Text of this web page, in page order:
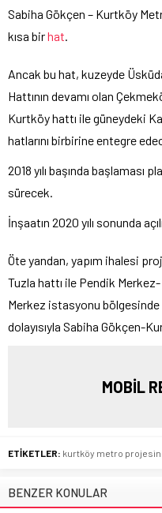
Sabiha Gökçen – Kurtköy
kısa birhat.
Ancak bu hat, kuzeyde
Hattının devamı olan
Kurtköy hattı ile güneydeki
hatlarını birbirine entegre
2018 yılı başında başlaması
sürecek.
İnşaatın 2020 yılı sonunda
Öte yandan, yapım ihalesi
Tuzla hattı ile Pendik
Merkez istasyonu
dolayısıyla Sabiha Gökçen-
MOBİL
ETİKETLER: kurtköy metro
BENZER KONULAR